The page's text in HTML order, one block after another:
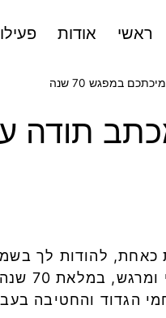
ראשי אודות
במפגש 70 שנה
תודה על
הגדוד והחטיבה